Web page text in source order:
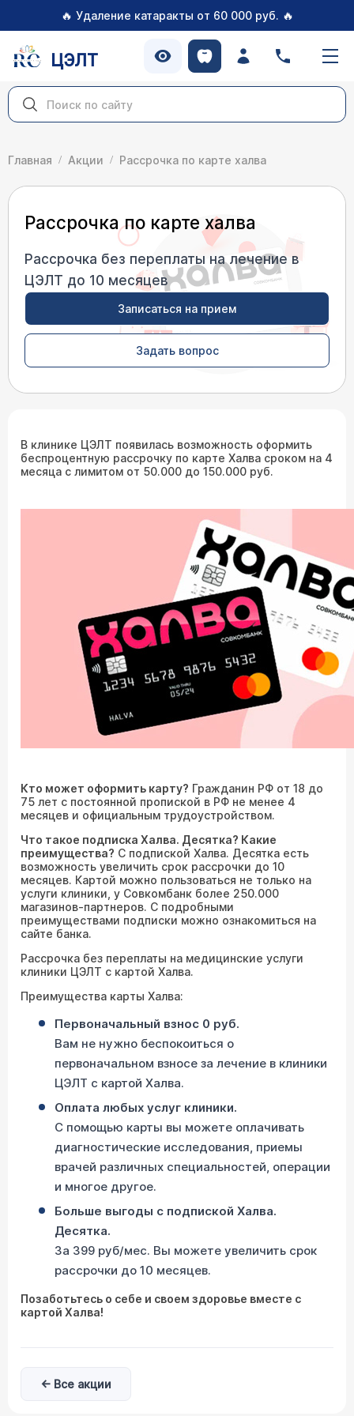
🔥 Удаление катаракты от 60 000 руб. 🔥
ЦЭЛТ
Главная Акции Рассрочка по карте халва
Рассрочка по карте халва
Рассрочка без переплаты на лечение в
ЦЭЛТ до 10 месяцев
Записаться на прием
Задать вопрос
В клинике ЦЭЛТ появилась возможность оформить
беспроцентную рассрочку по карте Халва сроком на 4
месяца с лимитом от 50.000 до 150.000 руб.
Кто может оформить карту? Гражданин РФ от 18 до
75 лет с постоянной пропиской в РФ не менее 4
месяцев и официальным трудоустройством.
Что такое подписка Халва. Десятка? Какие
преимущества? С подпиской Халва. Десятка есть
возможность увеличить срок рассрочки до 10
месяцев. Картой можно пользоваться не только на
услуги клиники, у Совкомбанк более 250.000
магазинов-партнеров. С подробными
преимуществами подписки можно ознакомиться на
сайте банка.
Рассрочка без переплаты на медицинские услуги
клиники ЦЭЛТ с картой Халва.
Преимущества карты Халва:
Первоначальный взнос 0 руб.
Вам не нужно беспокоиться о
первоначальном взносе за лечение в клиники
ЦЭЛТ с картой Халва.
Оплата любых услуг клиники.
С помощью карты вы можете оплачивать
диагностические исследования, приемы
врачей различных специальностей, операции
и многое другое.
Больше выгоды с подпиской Халва.
Десятка.
За 399 руб/мес. Вы можете увеличить срок
рассрочки до 10 месяцев.
Позаботьтесь о себе и своем здоровье вместе с
картой Халва!
← Все акции